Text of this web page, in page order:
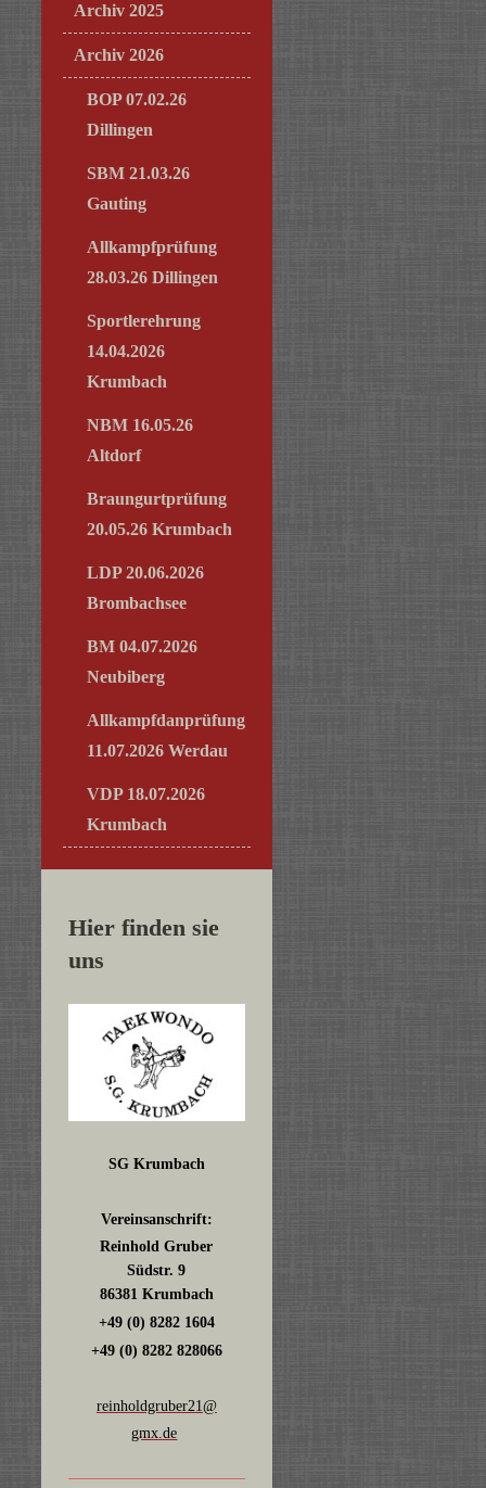
Archiv 2025
Archiv 2026
BOP 07.02.26
Dillingen
SBM 21.03.26
Gauting
Allkampfprüfung
28.03.26 Dillingen
Sportlerehrung
14.04.2026
Krumbach
NBM 16.05.26
Altdorf
Braungurtprüfung
20.05.26 Krumbach
LDP 20.06.2026
Brombachsee
BM 04.07.2026
Neubiberg
Allkampfdanprüfung
11.07.2026 Werdau
VDP 18.07.2026
Krumbach
Hier finden sie
uns
SG Krumbach
Vereinsanschrift:
Reinhold Gruber
Südstr. 9
86381 Krumbach
+49 (0) 8282 1604
+49 (0) 8282 828066
reinholdgruber21@
gmx.de